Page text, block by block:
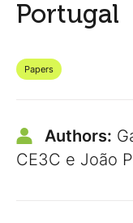
Portugal
Papers
Authors:
CE3C e João